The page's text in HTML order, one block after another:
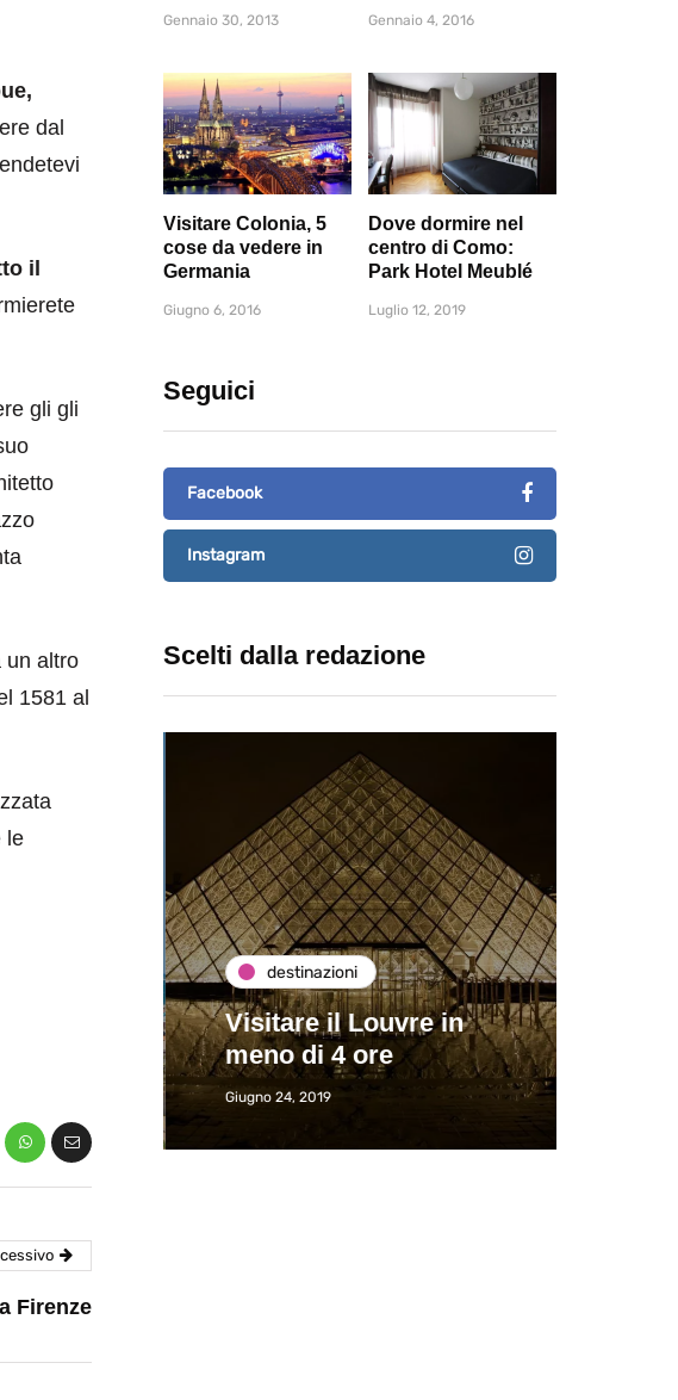
dal
il
gli gli
un altro
1581 al
le
Gennaio 30, 2013 Gennaio 4, 2016
Visitare Colonia, 5
cose da vedere in
Germania
Giugno 6, 2016
Dove dormire nel
centro di Como:
Park Hotel Meublé
Luglio 12, 2019
Seguici
Facebook
Instagram
Scelti dalla redazione
destinazioni
Visitare il Louvre in
meno di 4 ore
Giugno 24, 2019
Firenze